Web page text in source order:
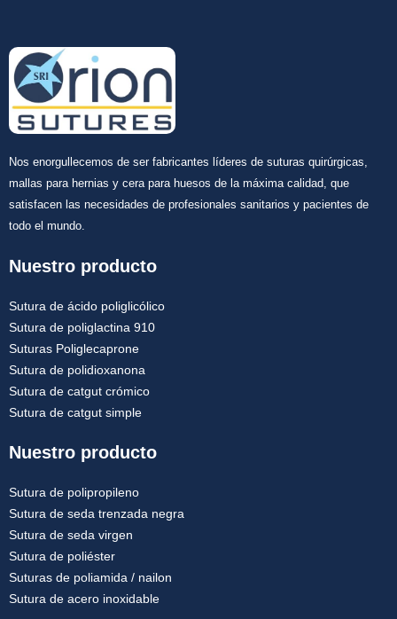
Nos enorgullecemos de ser fabricantes líderes de suturas quirúrgicas,
mallas para hernias y cera para huesos de la máxima calidad, que
satisfacen las necesidades de profesionales sanitarios y pacientes de
todo el mundo.
Nuestro producto
Sutura de ácido poliglicólico
Sutura de poliglactina 910
Suturas Poliglecaprone
Sutura de polidioxanona
Sutura de catgut crómico
Sutura de catgut simple
Nuestro producto
Sutura de polipropileno
Sutura de seda trenzada negra
Sutura de seda virgen
Sutura de poliéster
Suturas de poliamida / nailon
Sutura de acero inoxidable